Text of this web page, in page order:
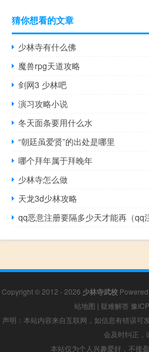
猜你想看的文章
少林寺有什么佛
魔兽rpg天道攻略
剑网3 少林吧
演习攻略小说
冬天面条要用什么水
“朝廷虽爱贤”的出处是哪里
哪个拜年属于拜晚年
少林寺怎么做
天龙3d少林攻略
qq恶意注册要隔多少天才能再（qq
Copyright © 2012 - 2026 少林寺武校
站地图 | 疑难解答 豫
声明：本站内容来自互联网，如信息有错误可
会及时纠正，
本站仅为个人兴趣爱好，不接